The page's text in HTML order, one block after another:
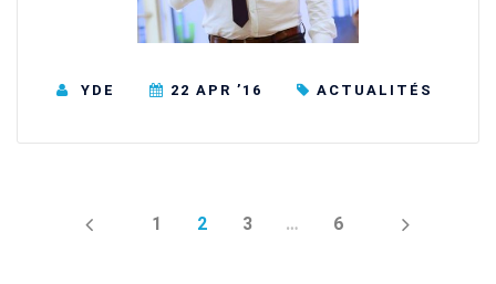
YDE 22 APR ’16 ACTUALITÉS
PREV 1 2 3 … 6 NEXT